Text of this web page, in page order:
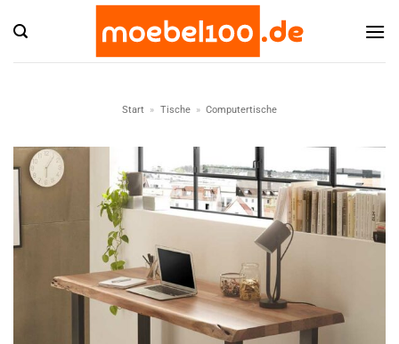
Inhalt
Start » Tische » Computertische